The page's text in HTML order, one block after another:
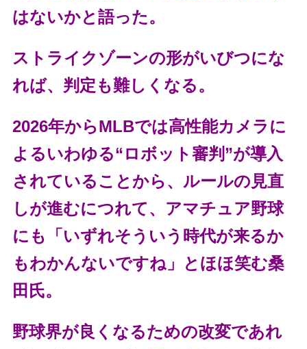
はないかと語った。
ストライクゾーンの形がいびつにな
れば、判定も難しくなる。
2026年からMLBでは高性能カメラに
よるいわゆる“ロボット審判”が導入
されていることから、ルールの見直
しが進むにつれて、アマチュア野球
にも「いずれそういう時代が来るか
もわかんないですね」とほほ笑む桑
田氏。
野球界が良くなるための改変であれ